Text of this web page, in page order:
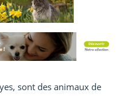
sont des animaux de